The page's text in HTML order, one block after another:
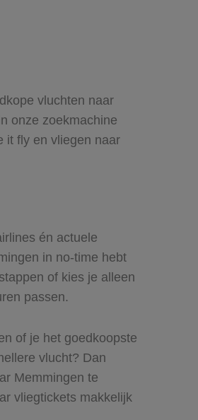
vluchten naar
onze zoekmachine
it fly en vliegen naar
én actuele
in no-time hebt
of kies je alleen
passen.
of je het goedkoopste
vlucht? Dan
Memmingen te
vliegtickets makkelijk